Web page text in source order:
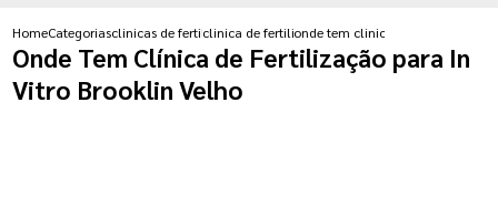
HomeCategoriasclinicas de fertilizacoesclinica de fertilizacao humana natural
onde tem clinica de fertilizacao
Onde Tem Clínica de Fertilização para In
Vitro Brooklin Velho